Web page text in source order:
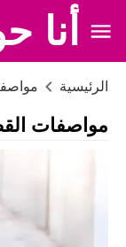
أنا
الرئيسية
مواصفات